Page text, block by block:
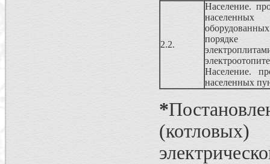
2.2.
Население.
порядке
Население.
населенных
*